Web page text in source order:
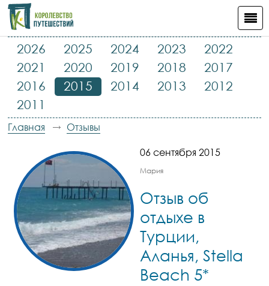
2026 2025 2024 2023
2022
2021
2020 2019 2018
2017
2016
2015 2014 2013
2012
2011
Главная Отзывы
06 сентября 2015
Мария
Отзыв об
отдыхе в
Турции,
Аланья, Stella
Beach 5*